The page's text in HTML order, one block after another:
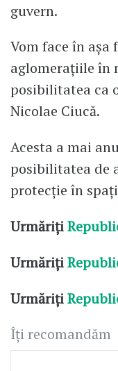
guvern.
Vom face în așa
aglomerațiile în
posibilitatea ca
Nicolae Ciucă.
Acesta a mai
posibilitatea de
protecție în
Urmăriți
Urmăriți
Urmăriți
Îți recomandăm